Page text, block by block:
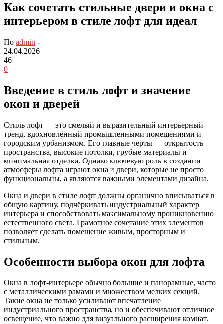
Как сочетать стильные двери и окна с
интерьером в стиле лофт для идеал
По admin -
24.04.2026
46
0
Введение в стиль лофт и значение
окон и дверей
Стиль лофт — это смелый и выразительный интерьерный
тренд, вдохновлённый промышленными помещениями и
городским урбанизмом. Его главные черты — открытость
пространства, высокие потолки, грубые материалы и
минимальная отделка. Однако ключевую роль в создании
атмосферы лофта играют окна и двери, которые не просто
функциональны, а являются важными элементами дизайна.
Окна и двери в стиле лофт должны органично вписываться в
общую картину, подчёркивать индустриальный характер
интерьера и способствовать максимальному проникновению
естественного света. Грамотное сочетание этих элементов
позволяет сделать помещение живым, просторным и
стильным.
Особенности выбора окон для лофта
Окна в лофт-интерьере обычно большие и панорамные, часто
с металлическими рамами и множеством мелких секций.
Такие окна не только усиливают впечатление
индустриального пространства, но и обеспечивают отличное
освещение, что важно для визуального расширения комнат.